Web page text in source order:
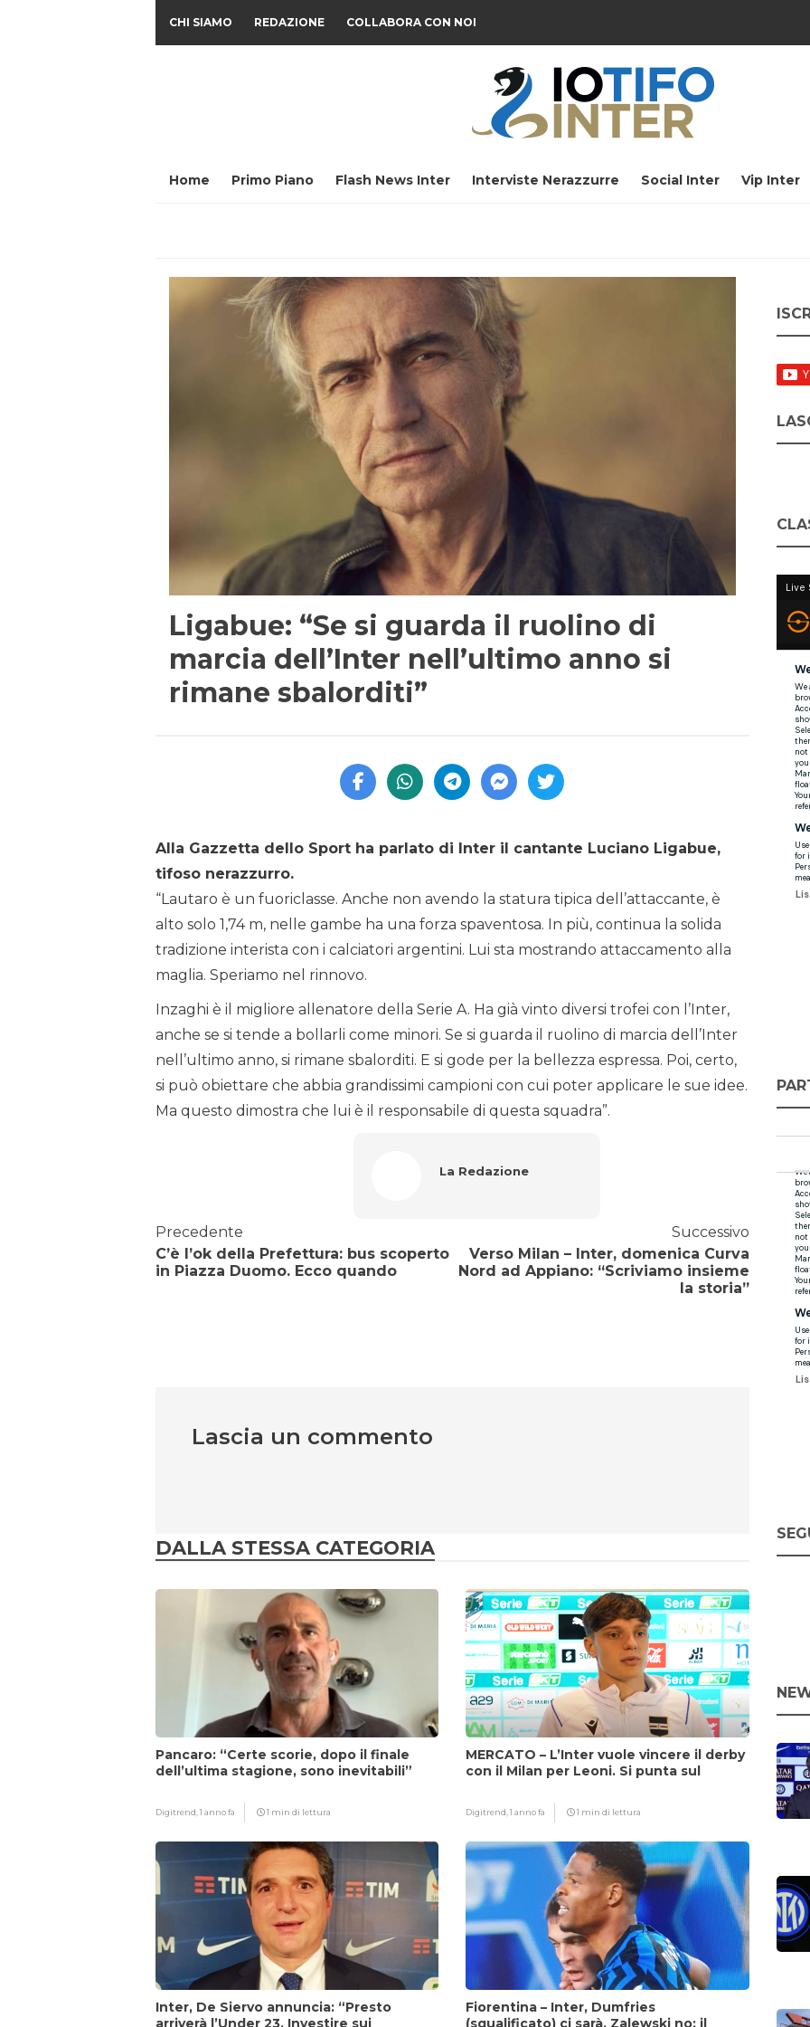
CHI SIAMO REDAZIONE COLLABORA CON NOI
Home Primo Piano Flash News Inter Interviste Nerazzurre Social Inter Vip Inter
Ligabue: “Se si guarda il ruolino di
marcia dell’Inter nell’ultimo anno si
rimane sbalorditi”
Alla Gazzetta dello Sport ha parlato di Inter il cantante Luciano Ligabue,
tifoso nerazzurro.
“Lautaro è un fuoriclasse. Anche non avendo la statura tipica dell’attaccante, è
alto solo 1,74 m, nelle gambe ha una forza spaventosa. In più, continua la solida
tradizione interista con i calciatori argentini. Lui sta mostrando attaccamento alla
maglia. Speriamo nel rinnovo.
Inzaghi è il migliore allenatore della Serie A. Ha già vinto diversi trofei con l’Inter,
anche se si tende a bollarli come minori. Se si guarda il ruolino di marcia dell’Inter
nell’ultimo anno, si rimane sbalorditi. E si gode per la bellezza espressa. Poi, certo,
si può obiettare che abbia grandissimi campioni con cui poter applicare le sue idee.
Ma questo dimostra che lui è il responsabile di questa squadra”.
La Redazione
Precedente
C’è l’ok della Prefettura: bus scoperto
in Piazza Duomo. Ecco quando
Successivo
Verso Milan – Inter, domenica Curva
Nord ad Appiano: “Scriviamo insieme
la storia”
Lascia un commento
DALLA STESSA CATEGORIA
Pancaro: “Certe scorie, dopo il finale
dell’ultima stagione, sono inevitabili”
Digitrend,1 anno fa 1 min di lettura
MERCATO – L’Inter vuole vincere il derby
con il Milan per Leoni. Si punta sul
Digitrend,1 anno fa 1 min di lettura
Inter, De Siervo annuncia: “Presto
Fiorentina – Inter, Dumfries